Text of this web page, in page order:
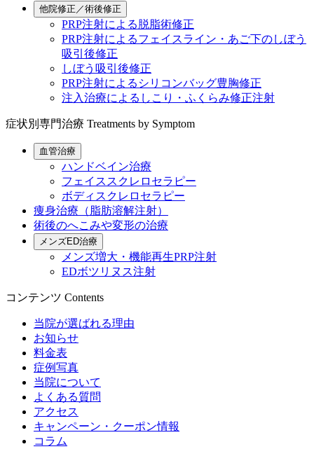
他院修正／術後修正
PRP注射による脱脂術修正
PRP注射によるフェイスライン・あご下のしぼう
吸引後修正
しぼう吸引後修正
PRP注射によるシリコンバッグ豊胸修正
注入治療によるしこり・ふくらみ修正注射
症状別専門治療 Treatments by Symptom
血管治療
ハンドベイン治療
フェイススクレロセラピー
ボディスクレロセラピー
痩身治療（脂肪溶解注射）
術後のへこみや変形の治療
メンズED治療
メンズ増大・機能再生PRP注射
EDボツリヌス注射
コンテンツ Contents
当院が選ばれる理由
お知らせ
料金表
症例写真
当院について
よくある質問
アクセス
キャンペーン・クーポン情報
コラム